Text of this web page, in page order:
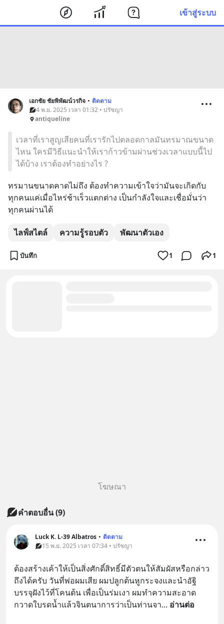
เข้าสู่ระบบ
เอกชัย ชัยพิพัฒน์วรกิจ • ติดตาม
4 พ.ย. 2025 เวลา 01:32 • ปรัชญา
antiqueline
เวลาที่เราสูญเสียคนที่เรารักไปตลอดกาลมันทรมาณขนาด
ไหน ใครมีวิธีแนะนำให้เราก้าวข้ามผ่านช่วงเวลาแบบนี้ไป
ได้บ้าง เราต้องทำอย่างไร ?
ทรมานขนาดคาดไม่ถึง ต้องทำความเข้าใจว่ามันจะเกิดกับ
ทุกคนแค่เมื่อไหร่ช้าเร็วแตกต่าง เป็นกำลังใจและเชื่อมั่นว่า
ทุกคนผ่านได้
ไลฟ์สไตล์ ความรู้รอบตัว พัฒนาตัวเอง
บันทึก 1 1
โฆษณา
คำตอบอื่น(9)
Luck K. L-39 Albatros • ติดตาม
15 พ.ย. 2025 เวลา 07:34 • ปรัชญา
ต้องสร้างเค้าให้เป็นสิ่งศักดิ์สิทธิ์มีตัวตนให้สัมผัสหรือกล่าว
ถึงได้ครับ วันที่พ่อผมเสีย ผมปลูกต้นหูกระจงและนำอัฐิ
บรรจุฝังไว้ที่โคนต้น เพื่อเป็นร่มเงา ผมทำความสะอาด
กวาดใบรดน้ำแล้วจินตนาการว่าเป็นท่านจา... อ่านต่อ